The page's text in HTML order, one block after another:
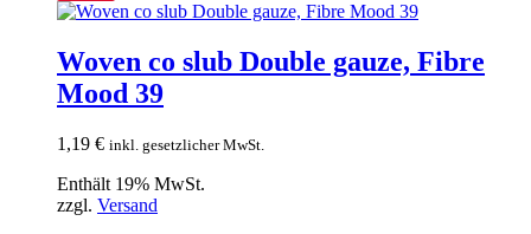
Woven co slub Double gauze, Fibre
Mood 39
1,19 € inkl. gesetzlicher MwSt.
Enthält 19% MwSt.
zzgl. Versand